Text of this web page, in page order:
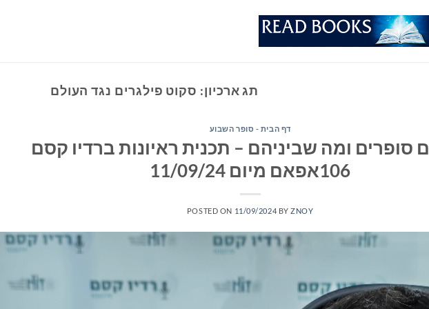
תג ארכיון: סקוט פילגרים נגד העולם
דף הבית - סופר השבוע
סופרים ומה שביניהם – תכנית ראיונות ברדיו קסם
106אפאם מיום 11/09/24
POSTED ON 11/09/2024 BYZNOY